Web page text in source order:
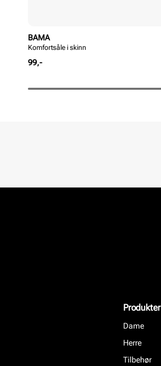
BAMA
Komfortsåle i skinn
Pris
99,-
Produkter
Dame
Herre
Tilbehør